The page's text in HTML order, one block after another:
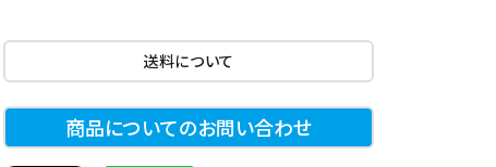
送料について
商品についてのお問い合わせ